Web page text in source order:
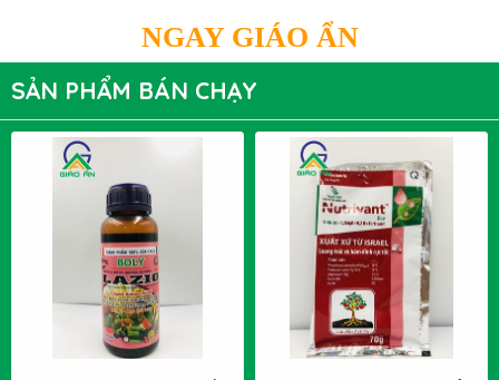
NGAY GIÁO ẨN
SẢN PHẨM BÁN CHẠY